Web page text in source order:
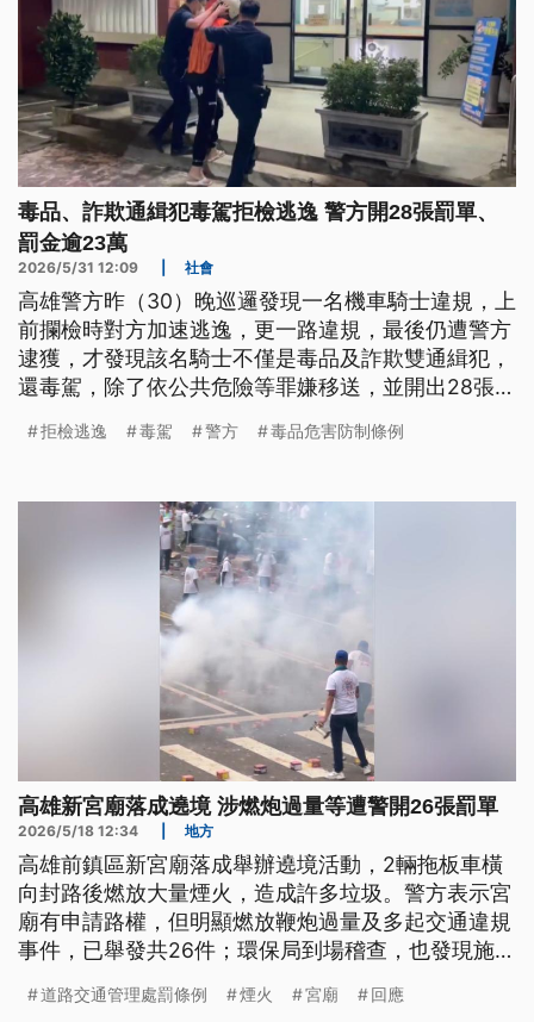
毒品、詐欺通緝犯毒駕拒檢逃逸 警方開28張罰單、
罰金逾23萬
2026/5/31 12:09 社會
高雄警方昨（30）晚巡邏發現一名機車騎士違規，上
前攔檢時對方加速逃逸，更一路違規，最後仍遭警方
逮獲，才發現該名騎士不僅是毒品及詐欺雙通緝犯，
還毒駕，除了依公共危險等罪嫌移送，並開出28張，
拒檢逃逸 毒駕 警方 毒品危害防制條例
高雄新宮廟落成遶境 涉燃炮過量等遭警開26張罰單
2026/5/18 12:34 地方
高雄前鎮區新宮廟落成舉辦遶境活動，2輛拖板車橫
向封路後燃放大量煙火，造成許多垃圾。警方表示宮
廟有申請路權，但明顯燃放鞭炮過量及多起交通違規
事件，已舉發共26件；環保局到場稽查，也發現施放
最高恐被開罰3萬餘元。
道路交通管理處罰條例 煙火 宮廟 回應